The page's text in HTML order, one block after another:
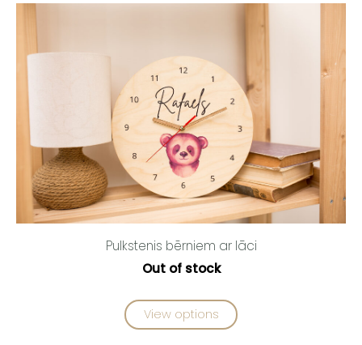
Pulkstenis bērniem ar lāci
Out of stock
View options